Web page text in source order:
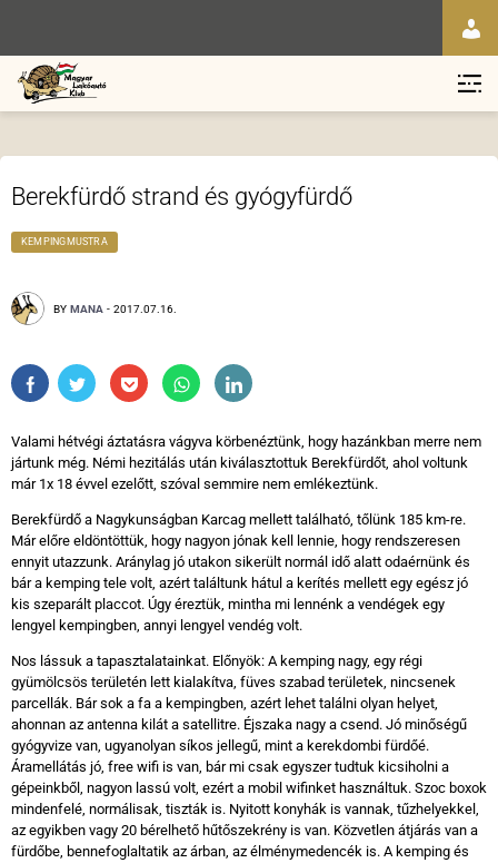
Berekfürdő strand és gyógyfürdő
KEMPINGMUSTRA
BY MANA - 2017.07.16.
Valami hétvégi áztatásra vágyva körbenéztünk, hogy hazánkban merre nem
jártunk még. Némi hezitálás után kiválasztottuk Berekfürdőt, ahol voltunk
már 1x 18 évvel ezelőtt, szóval semmire nem emlékeztünk.
Berekfürdő a Nagykunságban Karcag mellett található, tőlünk 185 km-re.
Már előre eldöntöttük, hogy nagyon jónak kell lennie, hogy rendszeresen
ennyit utazzunk. Aránylag jó utakon sikerült normál idő alatt odaérnünk és
bár a kemping tele volt, azért találtunk hátul a kerítés mellett egy egész jó
kis szeparált placcot. Úgy éreztük, mintha mi lennénk a vendégek egy
lengyel kempingben, annyi lengyel vendég volt.
Nos lássuk a tapasztalatainkat. Előnyök: A kemping nagy, egy régi
gyümölcsös területén lett kialakítva, füves szabad területek, nincsenek
parcellák. Bár sok a fa a kempingben, azért lehet találni olyan helyet,
ahonnan az antenna kilát a satellitre. Éjszaka nagy a csend. Jó minőségű
gyógyvize van, ugyanolyan síkos jellegű, mint a kerekdombi fürdőé.
Áramellátás jó, free wifi is van, bár mi csak egyszer tudtuk kicsiholni a
gépeinkből, nagyon lassú volt, ezért a mobil wifinket használtuk. Szoc boxok
mindenfelé, normálisak, tiszták is. Nyitott konyhák is vannak, tűzhelyekkel,
az egyikben vagy 20 bérelhető hűtőszekrény is van. Közvetlen átjárás van a
fürdőbe, bennefoglaltatik az árban, az élménymedencék is. A kemping és